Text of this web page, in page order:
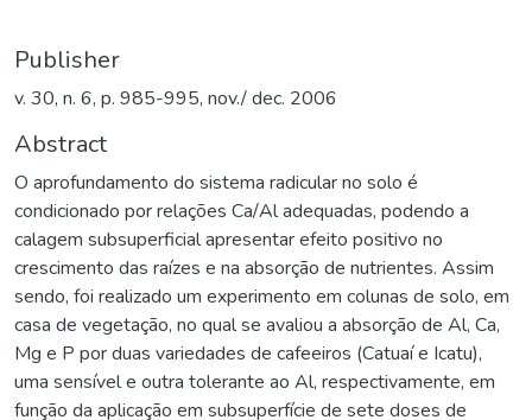
Publisher
v. 30, n. 6, p. 985-995, nov./ dec. 2006
Abstract
O aprofundamento do sistema radicular no solo é
condicionado por relações Ca/Al adequadas, podendo a
calagem subsuperficial apresentar efeito positivo no
crescimento das raízes e na absorção de nutrientes. Assim
sendo, foi realizado um experimento em colunas de solo, em
casa de vegetação, no qual se avaliou a absorção de Al, Ca,
Mg e P por duas variedades de cafeeiros (Catuaí e Icatu),
uma sensível e outra tolerante ao Al, respectivamente, em
função da aplicação em subsuperfície de sete doses de